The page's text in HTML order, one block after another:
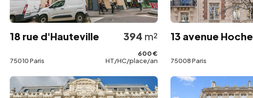
18 rue d'Hauteville
75010 Paris
394 m²
600 €
HT/HC/place/an
13 avenue Hoche
75008 Paris